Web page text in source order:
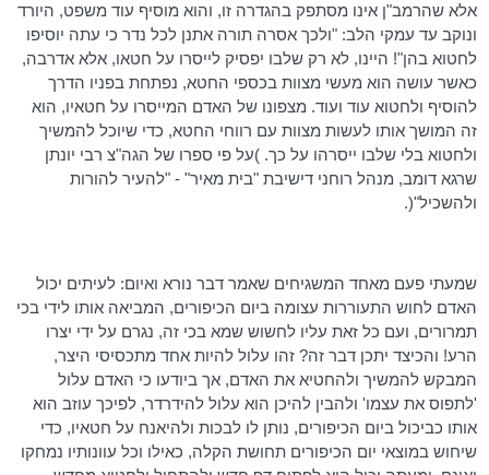
אלא שהרמב"ן אינו מסתפק בהגדרה זו, והוא מוסיף עוד משפט, היורד
ונוקב עד עמקי הלב: "ולכך אסרה תורה אתנן לכל נדר כי עתה יוסיפו
לחטוא בהן"! היינו, לא רק שלבו יפסיק לייסרו על חטאו, אלא אדרבה,
כאשר עושה הוא מעשי מצוות בכספי החטא, נפתחת בפניו הדרך
להוסיף ולחטוא עוד ועוד. מצפונו של האדם המייסרו על חטאיו, הוא
זה המושך אותו לעשות מצוות עם רווחי החטא, כדי שיוכל להמשיך
ולחטוא בלי שלבו ייסרהו על כך. )על פי ספרו של הגה"צ רבי יונתן
שרגא דומב, מנהל רוחני דישיבת "בית מאיר" - "להעיר להורות
ולהשכיל"(.
שמעתי פעם מאחד המשגיחים שאמר דבר נורא ואיום: לעיתים יכול
האדם לחוש התעוררות עצומה ביום הכיפורים, המביאה אותו לידי בכי
תמרורים, ועם כל זאת עליו לחשוש שמא בכי זה, נגרם על ידי יצרו
הרע! והכיצד יתכן דבר זה? זהו עלול להיות אחד מתכסיסי היצר,
המבקש להמשיך ולהחטיא את האדם, אך ביודעו כי האדם עלול
'לתפוס את עצמו' ולהבין להיכן הוא עלול להידרדר, לפיכך עוזב הוא
אותו כביכול ביום הכיפורים, נותן לו לבכות ולהיאנח על חטאיו, כדי
שיחוש במוצאי יום הכיפורים תחושת הקלה, כאילו וכל עוונותיו נמחקו